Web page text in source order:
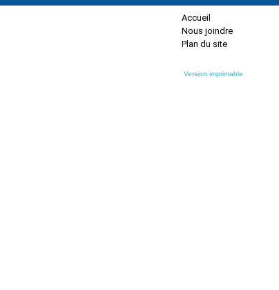
Accueil
Nous joindre
Plan du site
Version imprimable